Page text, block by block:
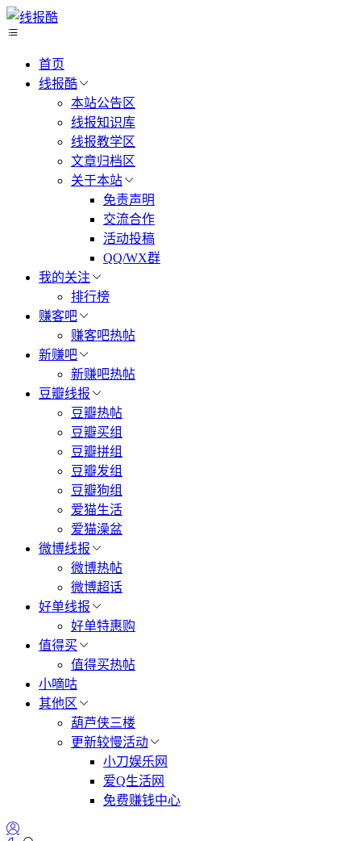
首页
线报酷
本站公告区
线报知识库
线报教学区
文章归档区
关于本站
免责声明
交流合作
活动投稿
QQ/WX群
我的关注
排行榜
赚客吧
赚客吧热帖
新赚吧
新赚吧热帖
豆瓣线报
豆瓣热帖
豆瓣买组
豆瓣拼组
豆瓣发组
豆瓣狗组
爱猫生活
爱猫澡盆
微博线报
微博热帖
微博超话
好单线报
好单特惠购
值得买
值得买热帖
小嘀咕
其他区
葫芦侠三楼
更新较慢活动
小刀娱乐网
爱Q生活网
免费赚钱中心